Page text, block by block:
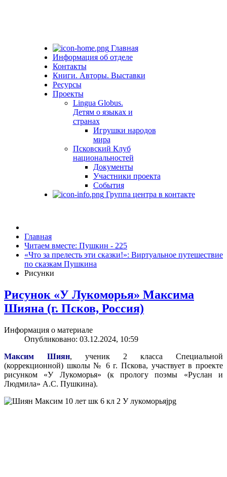
Главная
Информация об отделе
Контакты
Книги. Авторы. Выставки
Ресурсы
Проекты
Lingua Globus.
Детям о языках и
странах
Игрушки народов
мира
Псковский Клуб
национальностей
Документы
Участники проекта
События
Группа центра в контакте
Главная
Читаем вместе: Пушкин - 225
«Что за прелесть эти сказки!»: Виртуальное путешествие
по сказкам Пушкина
Рисунки
Рисунок «У Лукоморья» Максима
Шияна (г. Псков, Россия)
Информация о материале
Опубликовано: 03.12.2024, 10:59
Максим Шиян, ученик 2 класса Специальной
(коррекционной) школы № 6 г. Пскова, участвует в проекте
рисунком «У Лукоморья» (к прологу поэмы «Руслан и
Людмила» А.С. Пушкина).